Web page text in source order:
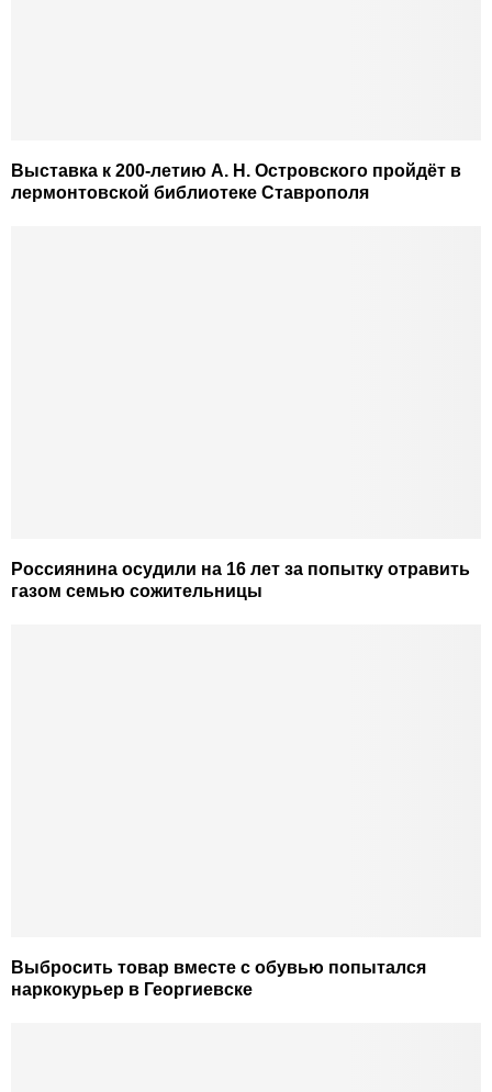
Выставка к 200-летию А. Н. Островского пройдёт в
лермонтовской библиотеке Ставрополя
Россиянина осудили на 16 лет за попытку отравить
газом семью сожительницы
Выбросить товар вместе с обувью попытался
наркокурьер в Георгиевске